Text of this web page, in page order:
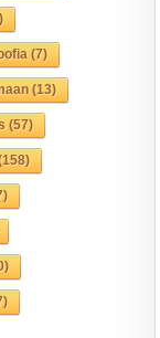
(7)
(13)
(57)